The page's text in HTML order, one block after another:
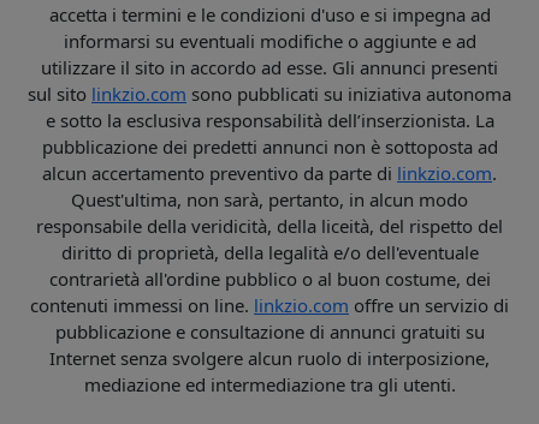
accetta i termini e le condizioni d'uso e si impegna ad
informarsi su eventuali modifiche o aggiunte e ad
utilizzare il sito in accordo ad esse. Gli annunci presenti
sul sito linkzio.com sono pubblicati su iniziativa autonoma
e sotto la esclusiva responsabilità dell’inserzionista. La
pubblicazione dei predetti annunci non è sottoposta ad
alcun accertamento preventivo da parte di linkzio.com.
Quest'ultima, non sarà, pertanto, in alcun modo
responsabile della veridicità, della liceità, del rispetto del
diritto di proprietà, della legalità e/o dell'eventuale
contrarietà all'ordine pubblico o al buon costume, dei
contenuti immessi on line. linkzio.com offre un servizio di
pubblicazione e consultazione di annunci gratuiti su
Internet senza svolgere alcun ruolo di interposizione,
mediazione ed intermediazione tra gli utenti.